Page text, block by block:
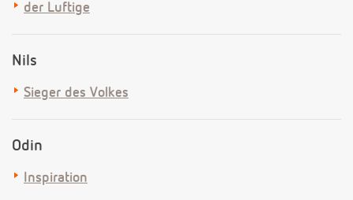
der Luftige
Nils
Sieger des Volkes
Odin
Inspiration